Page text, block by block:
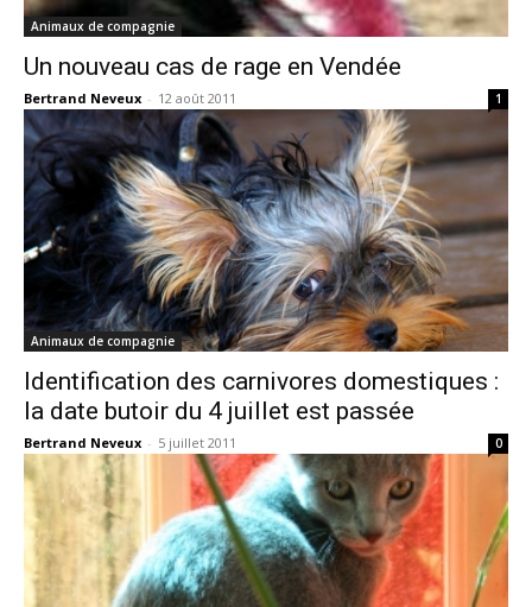
Animaux de compagnie
Un nouveau cas de rage en Vendée
Bertrand Neveux - 12 août 2011 1
Animaux de compagnie
Identification des carnivores domestiques :
la date butoir du 4 juillet est passée
Bertrand Neveux - 5 juillet 2011 0